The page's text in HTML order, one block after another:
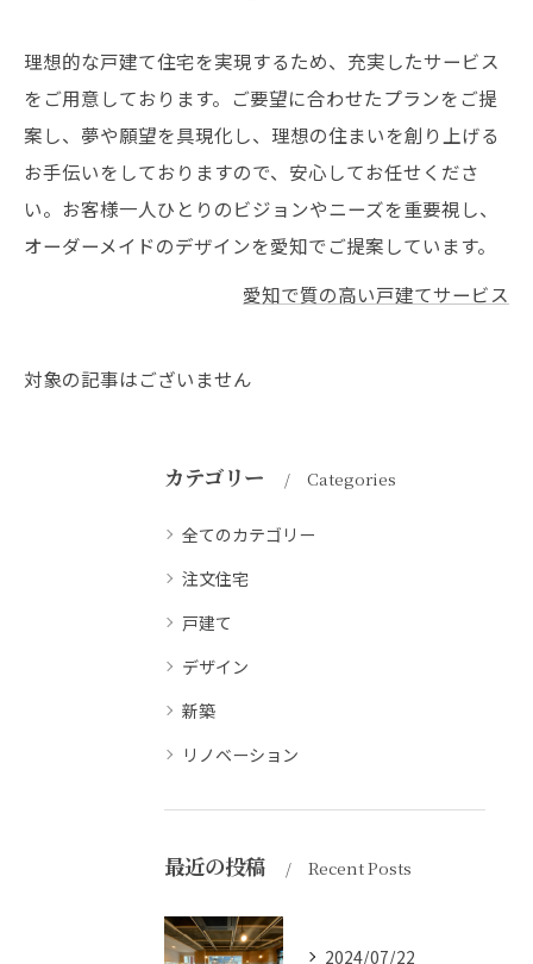
理想的な戸建て住宅を実現するため、充実したサービス
をご用意しております。ご要望に合わせたプランをご提
案し、夢や願望を具現化し、理想の住まいを創り上げる
お手伝いをしておりますので、安心してお任せくださ
い。お客様一人ひとりのビジョンやニーズを重要視し、
オーダーメイドのデザインを愛知でご提案しています。
愛知で質の高い戸建てサービス
対象の記事はございません
カテゴリー Categories
全てのカテゴリー
注文住宅
戸建て
デザイン
新築
リノベーション
最近の投稿 Recent Posts
2024/07/22